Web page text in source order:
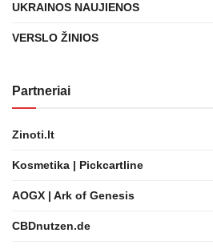
UKRAINOS NAUJIENOS
VERSLO ŽINIOS
Partneriai
Zinoti.lt
Kosmetika | Pickcartline
AOGX | Ark of Genesis
CBDnutzen.de